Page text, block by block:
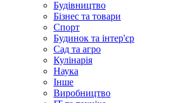
Будівництво
Бізнес та товари
Спорт
Будинок та інтер'єр
Сад та агро
Кулінарія
Наука
Інше
Виробництво